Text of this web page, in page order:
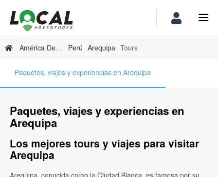
América Del Sur Perú Arequipa Tours
Paquetes, viajes y experiencias en Arequipa
Paquetes, viajes y experiencias en
Arequipa
Los mejores tours y viajes para visitar
Arequipa
Arequipa, conocida como la Ciudad Blanca, es famosa por su